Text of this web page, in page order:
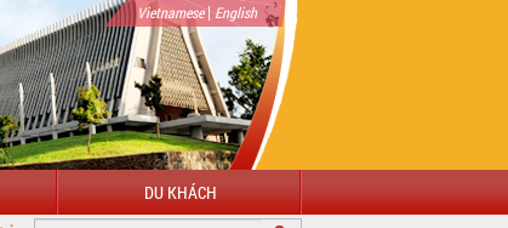
Vietnamese| English
DU KHÁCH